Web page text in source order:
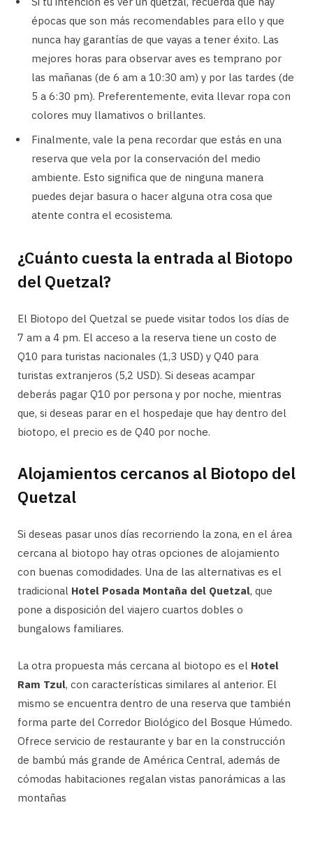
épocas que son más recomendables para ello y que
nunca hay garantías de que vayas a tener éxito. Las
mejores horas para observar aves es temprano por
las mañanas (de 6 am a 10:30 am) y por las tardes (de
5 a 6:30 pm). Preferentemente, evita llevar ropa con
colores muy llamativos o brillantes.
Finalmente, vale la pena recordar que estás en una
reserva que vela por la conservación del medio
ambiente. Esto significa que de ninguna manera
puedes dejar basura o hacer alguna otra cosa que
atente contra el ecosistema.
¿Cuánto cuesta la entrada al Biotopo
del Quetzal?
El Biotopo del Quetzal se puede visitar todos los días de
7 am a 4 pm. El acceso a la reserva tiene un costo de
Q10 para turistas nacionales (1,3 USD) y Q40 para
turistas extranjeros (5,2 USD). Si deseas acampar
deberás pagar Q10 por persona y por noche, mientras
que, si deseas parar en el hospedaje que hay dentro del
biotopo, el precio es de Q40 por noche.
Alojamientos cercanos al Biotopo del
Quetzal
Si deseas pasar unos días recorriendo la zona, en el área
cercana al biotopo hay otras opciones de alojamiento
con buenas comodidades. Una de las alternativas es el
tradicional Hotel Posada Montaña del Quetzal, que
pone a disposición del viajero cuartos dobles o
bungalows familiares.
La otra propuesta más cercana al biotopo es el Hotel
Ram Tzul, con características similares al anterior. El
mismo se encuentra dentro de una reserva que también
forma parte del Corredor Biológico del Bosque Húmedo.
Ofrece servicio de restaurante y bar en la construcción
de bambú más grande de América Central, además de
cómodas habitaciones regalan vistas panorámicas a las
montañas